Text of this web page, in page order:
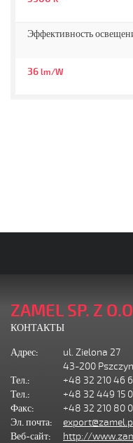
Эффективность
36 lm/W
ZAMEL SP. Z
КОНТАКТЫ
Адрес:
ul. Zielona 27
43-200
Тел.:
+48 32 210 46
Тел.:
+48 32 449 15
Факс:
+48 32 210 80
Эл. почта:
Веб-сайт:
http://